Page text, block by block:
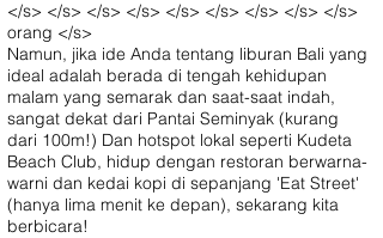
</s> </s> </s> </s> </s> </s> </s> </s> </s>
orang </s>
Namun, jika ide Anda tentang liburan Bali yang
ideal adalah berada di tengah kehidupan
malam yang semarak dan saat-saat indah,
sangat dekat dari Pantai Seminyak (kurang
dari 100m!) Dan hotspot lokal seperti Kudeta
Beach Club, hidup dengan restoran berwarna-
warni dan kedai kopi di sepanjang 'Eat Street'
(hanya lima menit ke depan), sekarang kita
berbicara!